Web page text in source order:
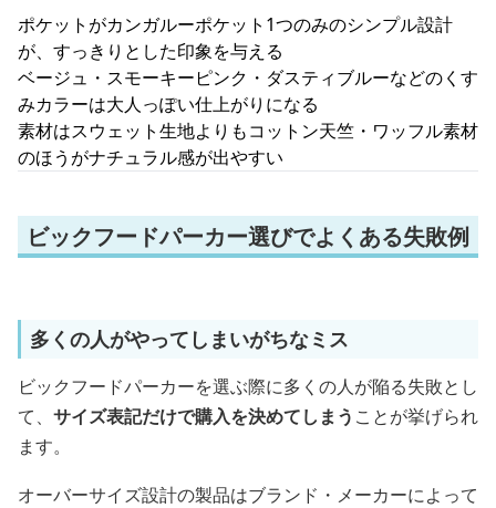
ポケットがカンガルーポケット1つのみのシンプル設計
が、すっきりとした印象を与える
ベージュ・スモーキーピンク・ダスティブルーなどのくす
みカラーは大人っぽい仕上がりになる
素材はスウェット生地よりもコットン天竺・ワッフル素材
のほうがナチュラル感が出やすい
ビックフードパーカー選びでよくある失敗例
多くの人がやってしまいがちなミス
ビックフードパーカーを選ぶ際に多くの人が陥る失敗とし
て、 サイズ表記だけで購入を決めてしまう ことが挙げられ
ます。
オーバーサイズ設計の製品はブランド・メーカーによって